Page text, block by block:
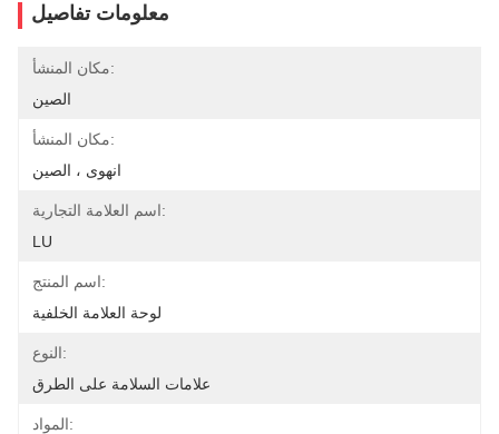
معلومات تفاصيل
مكان المنشأ:
الصين
مكان المنشأ:
انهوى ، الصين
اسم العلامة التجارية:
LU
اسم المنتج:
لوحة العلامة الخلفية
النوع:
علامات السلامة على الطرق
المواد: